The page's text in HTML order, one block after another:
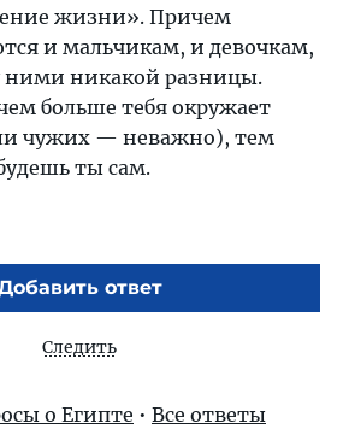
жизни». Причем
и мальчикам, и девочкам,
ними никакой разницы.
больше тебя окружает
чужих — неважно), тем
ты сам.
ответ
Следить
о Египте • Все ответы